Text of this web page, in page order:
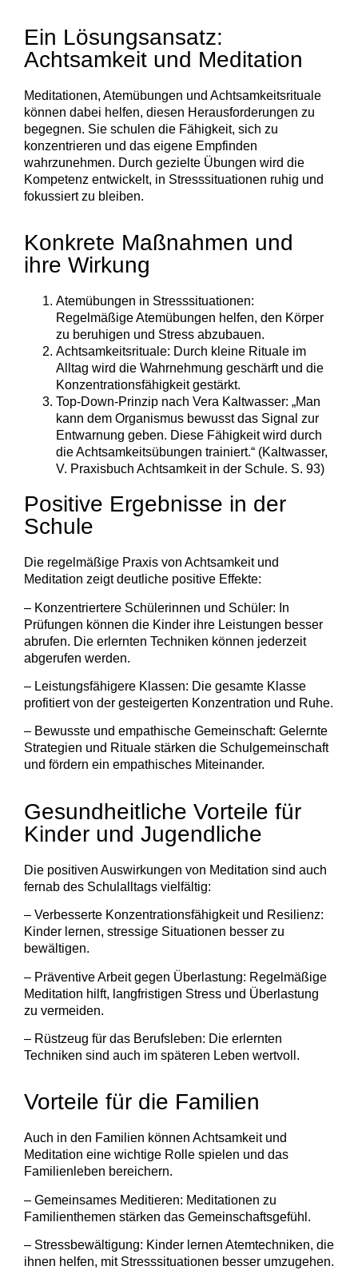
Ein Lösungsansatz:
Achtsamkeit und Meditation
Meditationen, Atemübungen und Achtsamkeitsrituale
können dabei helfen, diesen Herausforderungen zu
begegnen. Sie schulen die Fähigkeit, sich zu
konzentrieren und das eigene Empfinden
wahrzunehmen. Durch gezielte Übungen wird die
Kompetenz entwickelt, in Stresssituationen ruhig und
fokussiert zu bleiben.
Konkrete Maßnahmen und
ihre Wirkung
Atemübungen in Stresssituationen:
Regelmäßige Atemübungen helfen, den Körper
zu beruhigen und Stress abzubauen.
Achtsamkeitsrituale: Durch kleine Rituale im
Alltag wird die Wahrnehmung geschärft und die
Konzentrationsfähigkeit gestärkt.
Top-Down-Prinzip nach Vera Kaltwasser: „Man
kann dem Organismus bewusst das Signal zur
Entwarnung geben. Diese Fähigkeit wird durch
die Achtsamkeitsübungen trainiert.“ (Kaltwasser,
V. Praxisbuch Achtsamkeit in der Schule. S. 93)
Positive Ergebnisse in der
Schule
Die regelmäßige Praxis von Achtsamkeit und
Meditation zeigt deutliche positive Effekte:
– Konzentriertere Schülerinnen und Schüler: In
Prüfungen können die Kinder ihre Leistungen besser
abrufen. Die erlernten Techniken können jederzeit
abgerufen werden.
– Leistungsfähigere Klassen: Die gesamte Klasse
profitiert von der gesteigerten Konzentration und Ruhe.
– Bewusste und empathische Gemeinschaft: Gelernte
Strategien und Rituale stärken die Schulgemeinschaft
und fördern ein empathisches Miteinander.
Gesundheitliche Vorteile für
Kinder und Jugendliche
Die positiven Auswirkungen von Meditation sind auch
fernab des Schulalltags vielfältig:
– Verbesserte Konzentrationsfähigkeit und Resilienz:
Kinder lernen, stressige Situationen besser zu
bewältigen.
– Präventive Arbeit gegen Überlastung: Regelmäßige
Meditation hilft, langfristigen Stress und Überlastung
zu vermeiden.
– Rüstzeug für das Berufsleben: Die erlernten
Techniken sind auch im späteren Leben wertvoll.
Vorteile für die Familien
Auch in den Familien können Achtsamkeit und
Meditation eine wichtige Rolle spielen und das
Familienleben bereichern.
– Gemeinsames Meditieren: Meditationen zu
Familienthemen stärken das Gemeinschaftsgefühl.
– Stressbewältigung: Kinder lernen Atemtechniken, die
ihnen helfen, mit Stresssituationen besser umzugehen.